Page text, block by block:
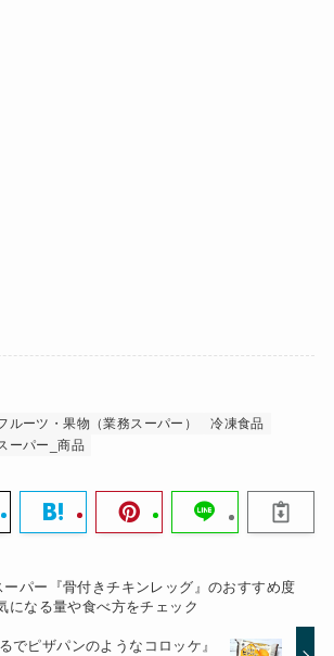
ルーツ・果物（業務スーパー）
冷凍食品
ーパー_商品
ーパー『骨付きチキンレッグ』のおすすめ度
になる量や食べ方をチェック
でピザパンのようなコロッケ』